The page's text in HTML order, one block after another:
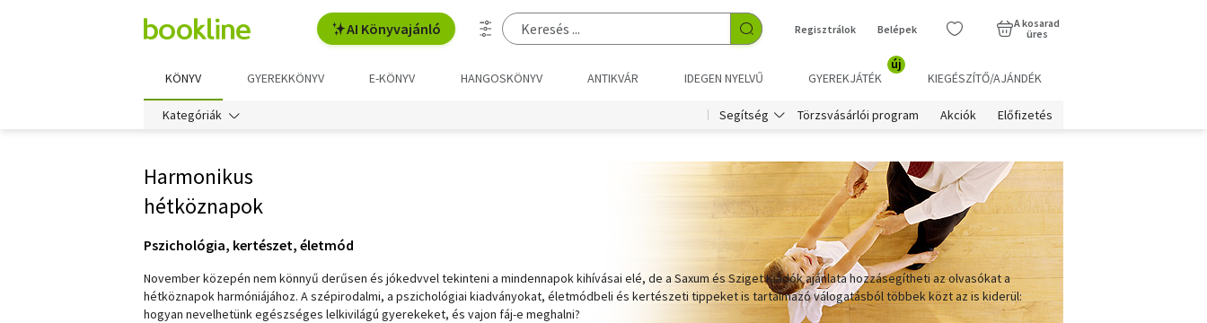
AI Könyvajánló Regisztrálok Belépek
A kosarad
üres
KÖNYV GYEREKKÖNYV E-KÖNYV HANGOSKÖNYV ANTIKVÁR IDEGEN NYELVŰ GYEREKJÁTÉK
új
KIEGÉSZÍTŐ/AJÁNDÉK
Kategóriák Segítség Törzsvásárlói program Akciók Előfizetés
Harmonikus
hétköznapok
Pszichológia, kertészet, életmód
November közepén nem könnyű derűsen és jókedvvel tekinteni a mindennapok kihívásai elé, de a Saxum és Sziget Kiadók ajánlata hozzásegítheti az olvasókat a
hétköznapok harmóniájához. A szépirodalmi, a pszichológiai kiadványokat, életmódbeli és kertészeti tippeket is tartalmazó válogatásból többek közt az is kiderül:
hogyan nevelhetünk egészséges lelkivilágú gyerekeket, és vajon fáj-e meghalni?